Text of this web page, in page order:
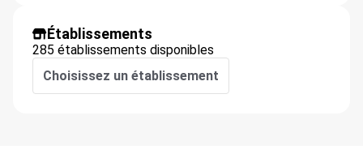
Établissements
285 établissements disponibles
Choisissez un établissement